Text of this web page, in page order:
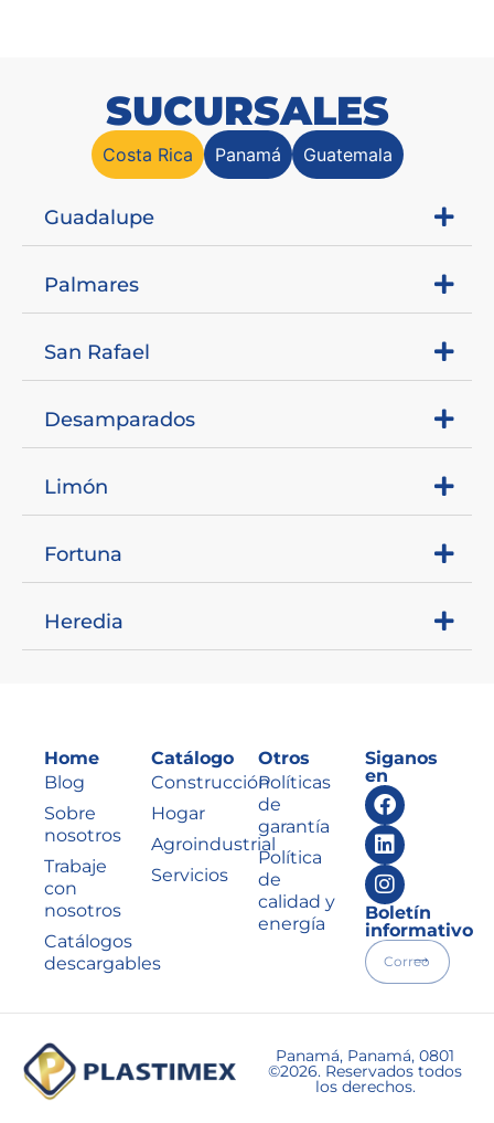
SUCURSALES
Costa Rica Panamá Guatemala
Guadalupe
Palmares
San Rafael
Desamparados
Limón
Fortuna
Heredia
Home
Blog
Sobre
nosotros
Trabaje
con
nosotros
Catálogos
descargables
Catálogo
Construcción
Hogar
Agroindustrial
Servicios
Otros
Políticas
de
garantía
Política
de
calidad y
energía
Siganos
en
Boletín
informativo
Panamá, Panamá, 0801
©2026. Reservados todos
los derechos.